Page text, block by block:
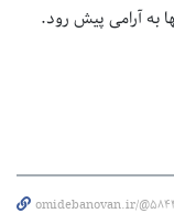
به آرامی پیش رود.
omidebanovan.ir/